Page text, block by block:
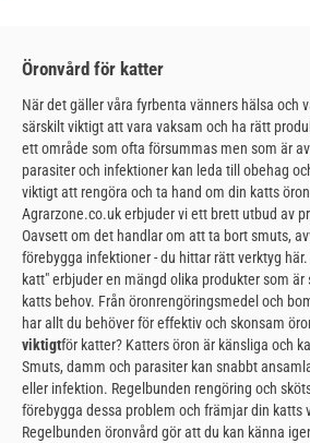
Öronvård för katter
När det gäller våra fyrbenta vänners hälsa och
särskilt viktigt att vara vaksam och ha rätt
ett område som ofta försummas men som är
parasiter och infektioner kan leda till obehag
viktigt att rengöra och ta hand om din katts
Agrarzone.co.uk erbjuder vi ett brett utbud av
Oavsett om det handlar om att ta bort smuts,
förebygga infektioner - du hittar rätt verktyg
katt" erbjuder en mängd olika produkter som
katts behov. Från öronrengöringsmedel och
har allt du behöver för effektiv och skonsam
viktigtför katter? Katters öron är känsliga och
Smuts, damm och parasiter kan snabbt
eller infektion. Regelbunden rengöring och
förebygga dessa problem och främjar din katts
Regelbunden öronvård gör att du kan känna